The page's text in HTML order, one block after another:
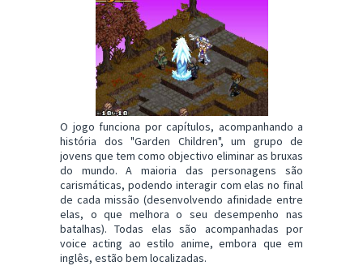
O jogo funciona por capítulos, acompanhando a
história dos "Garden Children", um grupo de
jovens que tem como objectivo eliminar as bruxas
do mundo. A maioria das personagens são
carismáticas, podendo interagir com elas no final
de cada missão (desenvolvendo afinidade entre
elas, o que melhora o seu desempenho nas
batalhas). Todas elas são acompanhadas por
voice acting ao estilo anime, embora que em
inglês, estão bem localizadas.